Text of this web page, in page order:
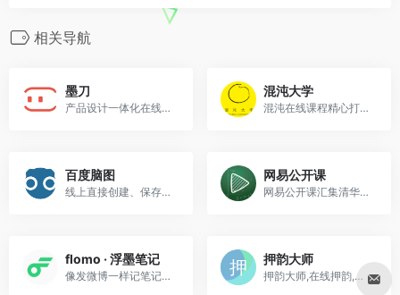
相关导航
墨刀
产品设计一体化在线协同办公平台，是设计师、产品经理和技术开发团队必备工具。
混沌大学
混沌在线课程精心打造专业的精彩课程：人文、哲学、基础科学、复杂科学、经济学、认知心理、商业模式、战略管理、人才管理、创新思维等专业创新课程。
百度脑图
线上直接创建、保存并分享你的思路。
网易公开课
网易公开课汇集清华、北大、哈佛、耶鲁等世界名校共上千门课程，覆盖科学、经济、人文、哲学等22个领域，在这里你可以开拓视野看世界，获取有深度的好知识。
flomo · 浮墨笔记
像发微博一样记笔记，记录你想法的川流。
押韵大师
押韵大师,在线押韵,数十万的韵脚在线查询,是一款说唱freestyle的神器。